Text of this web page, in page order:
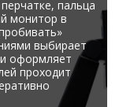
Боковые
пальца
монитор в
выбирает
оформляет
проходит